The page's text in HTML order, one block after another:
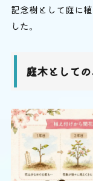
記念樹として庭に
した。
庭木として